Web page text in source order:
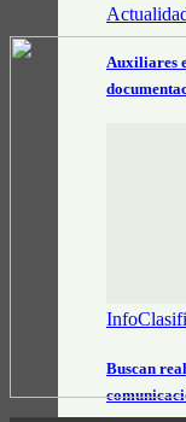
Auxiliares
Buscan